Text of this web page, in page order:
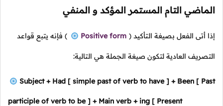
الماضي التام المستمر المؤكد و المنفي
إذا أتى الفعل بصيغة التأكيد (
Positive form
) فإنه يتبع قواعد
التصريف العادية لتكون صيغة الجملة هي التالية:
Subject + Had [ simple past of verb to have ] + Been [ Past
participle of verb to be ] + Main verb + ing [ Present